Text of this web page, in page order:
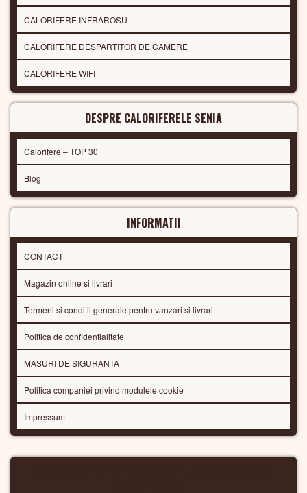
CALORIFERE INFRAROSU
CALORIFERE DESPARTITOR DE CAMERE
CALORIFERE WIFI
DESPRE CALORIFERELE SENIA
Calorifere – TOP 30
Blog
INFORMATII
CONTACT
Magazin online si livrari
Termeni si conditii generale pentru vanzari si livrari
Politica de confidentialitate
MASURI DE SIGURANTA
Politica companiei privind modulele cookie
Impressum